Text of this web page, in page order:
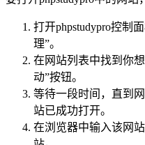
打开phpstudypro控制
理”。
在网站列表中找到你
动”按钮。
等待一段时间，直到
站已成功打开。
在浏览器中输入该网